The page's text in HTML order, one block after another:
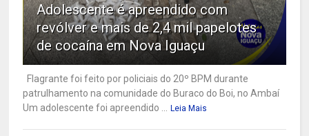
Adolescente é apreendido com
revólver e mais de 2,4 mil papelotes
de cocaína em Nova Iguaçu
Flagrante foi feito por policiais do 20º BPM durante
patrulhamento na comunidade do Buraco do Boi, no Ambaí
Um adolescente foi apreendido ...
Leia Mais